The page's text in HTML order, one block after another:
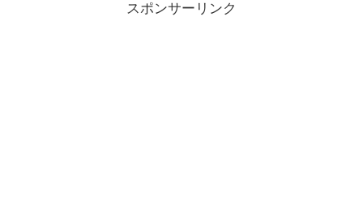
スポンサーリンク